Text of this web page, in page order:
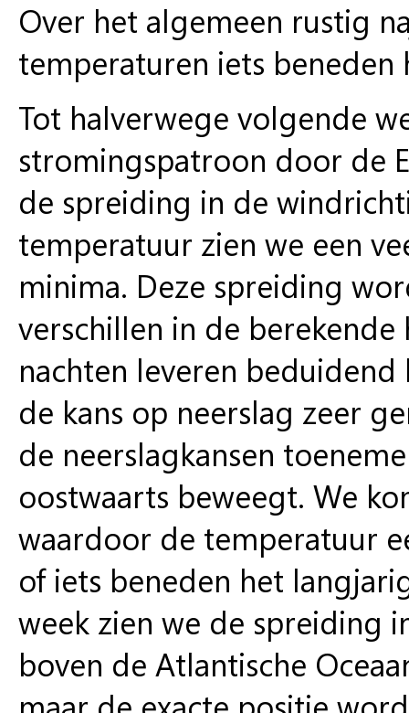
Over het algemeen rustig
temperaturen iets
Tot halverwege volgende
stromingspatroon door de
de spreiding in de
temperatuur zien we een
minima. Deze spreiding
verschillen in de
nachten leveren
de kans op neerslag zeer
de neerslagkansen
oostwaarts beweegt. We
waardoor de temperatuur
of iets beneden het
week zien we de spreiding
boven de Atlantische